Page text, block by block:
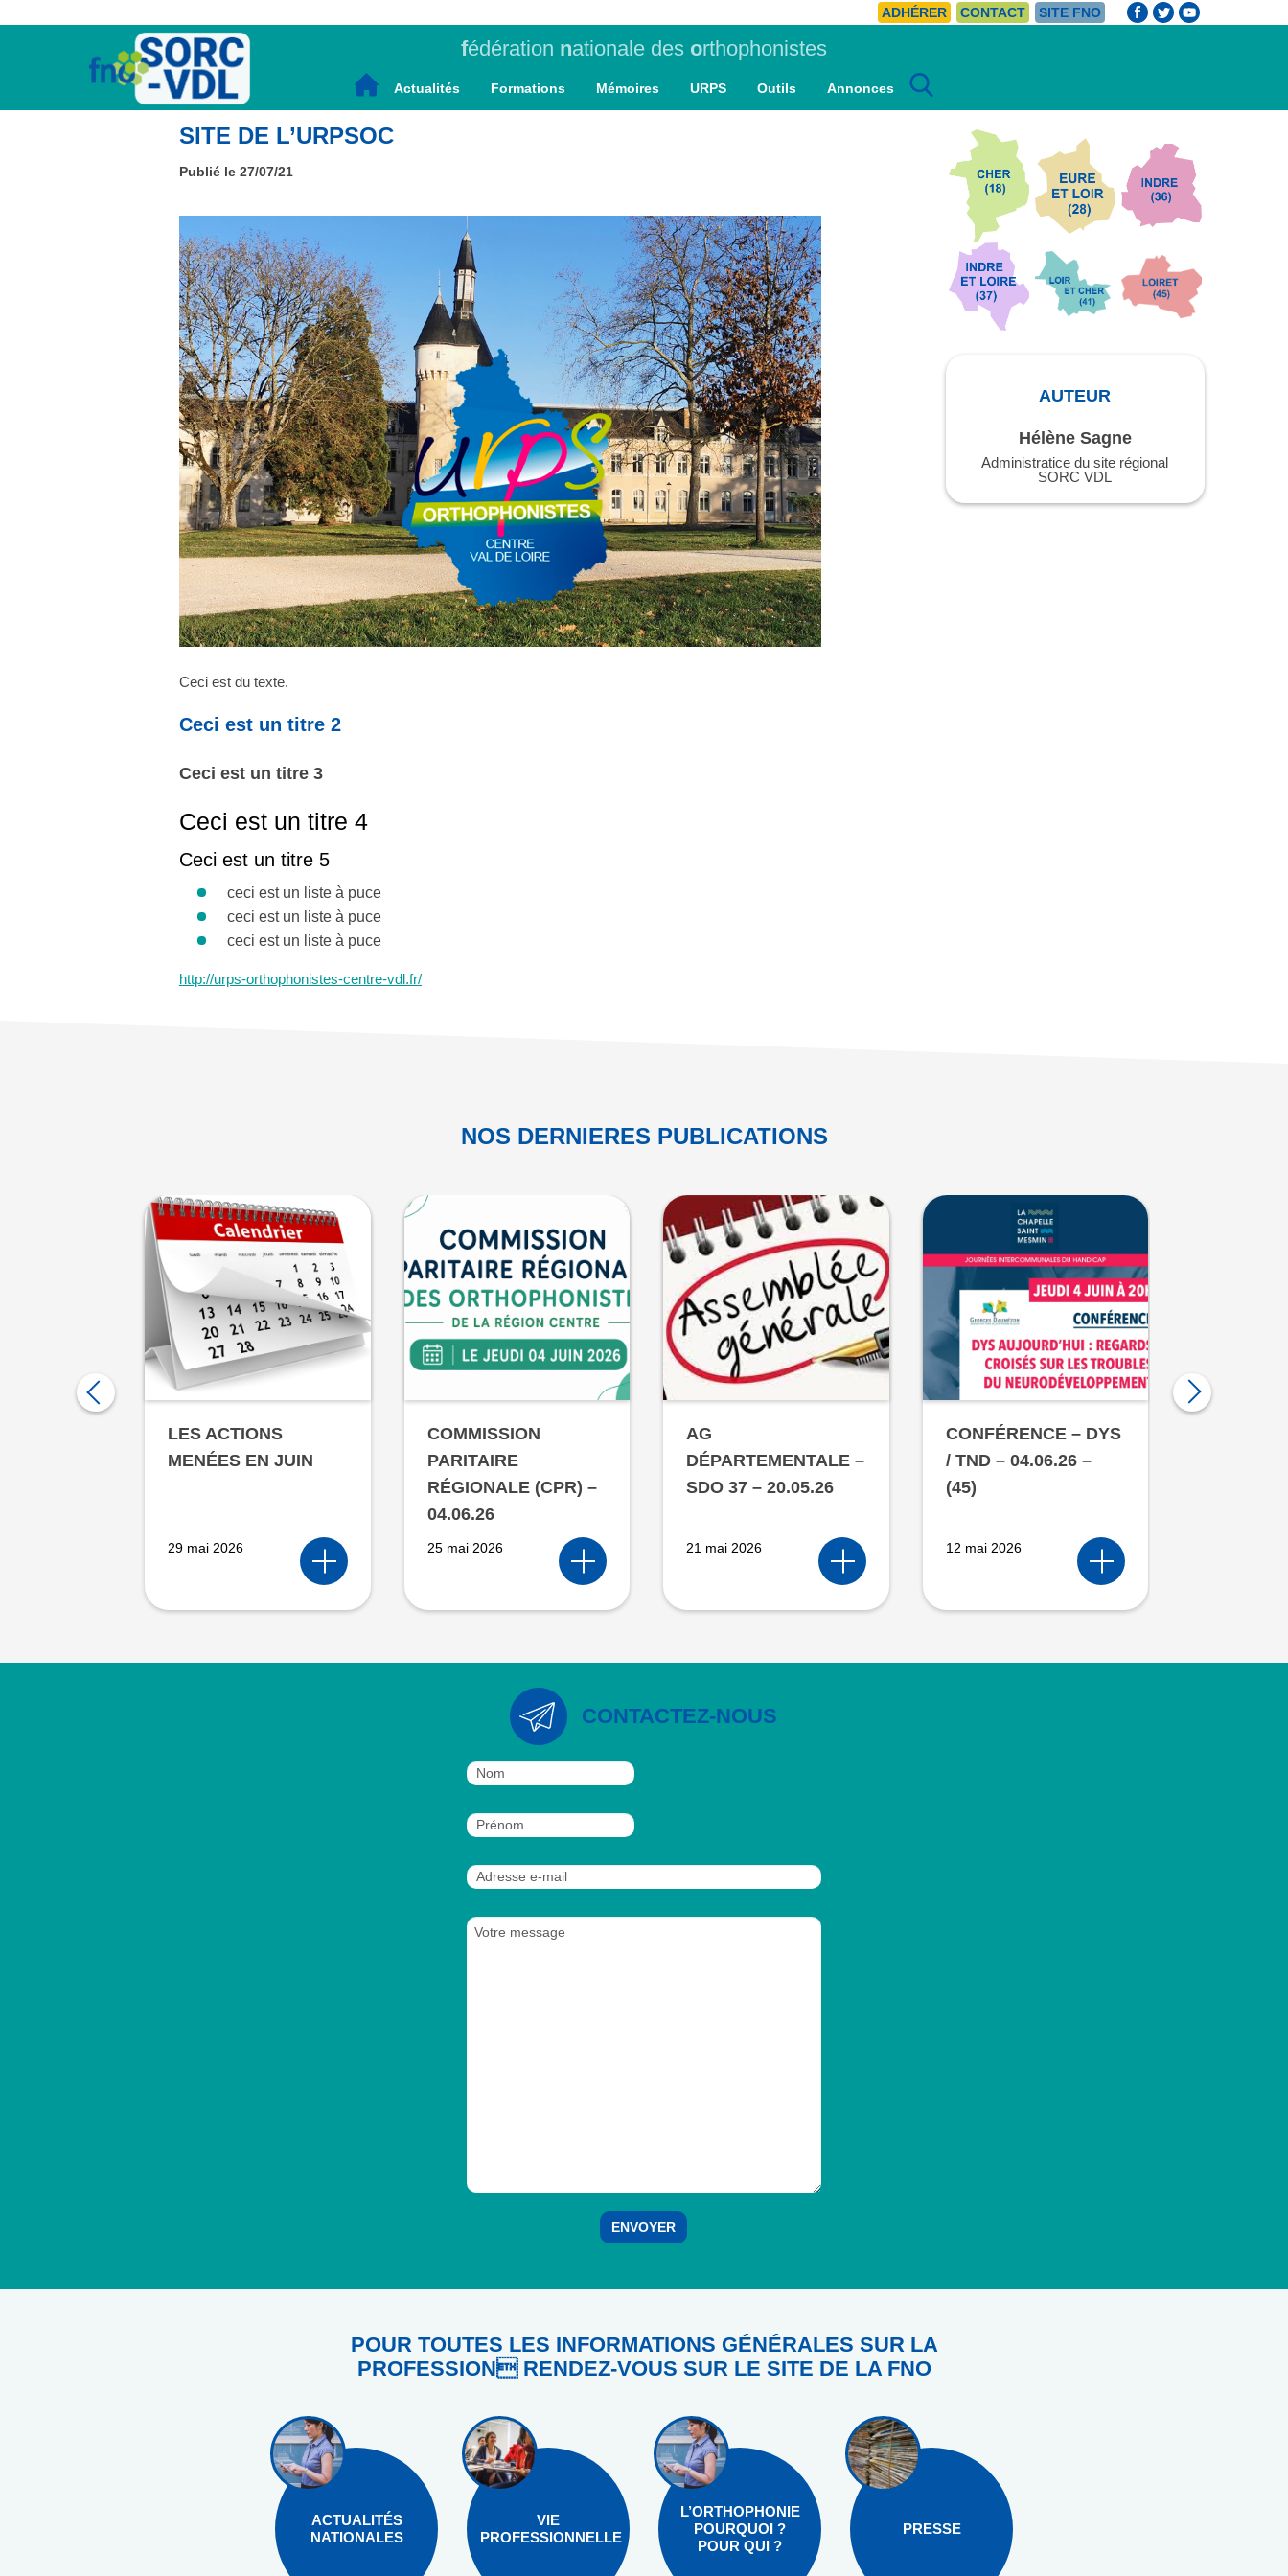
ADHÉRER CONTACT SITE FNO
fédération nationale des orthophonistes
Actualités Formations Mémoires URPS Outils Annonces
SITE DE L’URPSOC
Publié le 27/07/21
Ceci est du texte.
Ceci est un titre 2
Ceci est un titre 3
Ceci est un titre 4
Ceci est un titre 5
ceci est un liste à puce
ceci est un liste à puce
ceci est un liste à puce
http://urps-orthophonistes-centre-vdl.fr/
AUTEUR
Hélène Sagne
Administratice du site régional
SORC VDL
NOS DERNIERES PUBLICATIONS
LES ACTIONS
MENÉES EN JUIN
29 mai 2026
COMMISSION
PARITAIRE
RÉGIONALE (CPR) –
04.06.26
25 mai 2026
AG
DÉPARTEMENTALE –
SDO 37 – 20.05.26
21 mai 2026
CONFÉRENCE – DYS
/ TND – 04.06.26 –
(45)
12 mai 2026
CONTACTEZ-NOUS
POUR TOUTES LES INFORMATIONS GÉNÉRALES SUR LA
PROFESSION RENDEZ-VOUS SUR LE SITE DE LA FNO
ACTUALITÉS
NATIONALES
VIE
PROFESSIONNELLE
L’ORTHOPHONIE
POURQUOI ?
POUR QUI ?
PRESSE